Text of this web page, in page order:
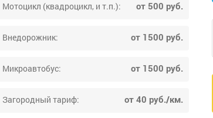
Мотоцикл (квадроцикл, и т.п.): от 500 руб.
Внедорожник: от 1500 руб.
Микроавтобус: от 1500 руб.
Загородный тариф: от 40 руб./км.